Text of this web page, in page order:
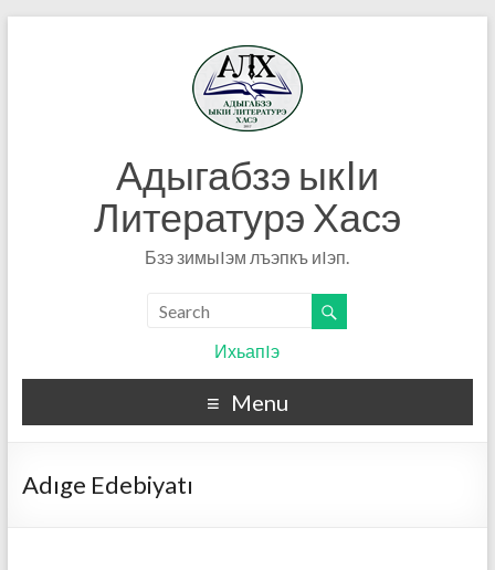
Адыгабзэ ыкIи
Литературэ Хасэ
Бзэ зимыIэм лъэпкъ иIэп.
ИхьапIэ
Menu
Adıge Edebiyatı